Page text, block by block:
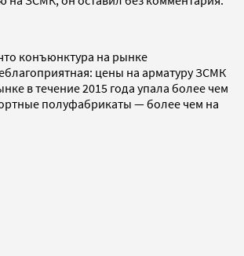
конъюнктура на рынке
цены на арматуру ЗСМК
в течение 2015 года упала более чем
полуфабрикаты — более чем на